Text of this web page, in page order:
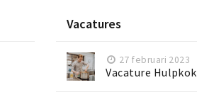
Vacatures
27 februari 2023
Vacature Hulpkok